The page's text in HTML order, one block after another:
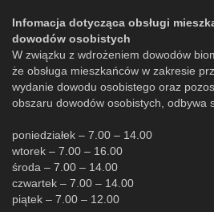
Infomacja dotycząca obsługi
dowodów osobistych
W związku z wdrożeniem dowodów
że obsługa mieszkańców w zakresie
wydanie dowodu osobistego oraz
obszaru dowodów osobistych, odbywa
poniedziałek – 7.00 – 14.00
wtorek – 7.00 – 16.00
środa – 7.00 – 14.00
czwartek – 7.00 – 14.00
piątek – 7.00 – 12.00